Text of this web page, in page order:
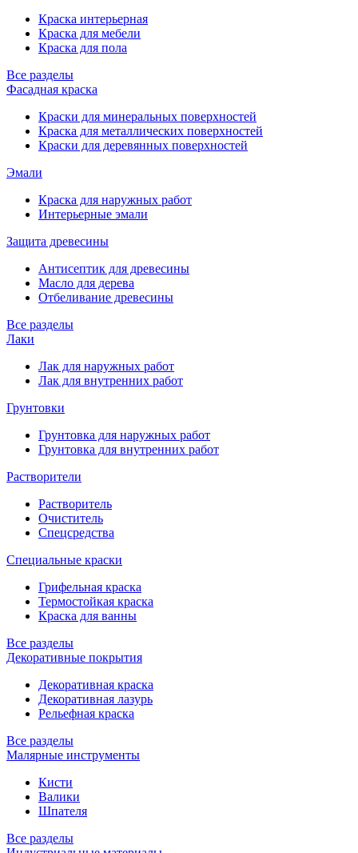
Краска интерьерная
Краска для мебели
Краска для пола
Все разделы
Фасадная краска
Краски для минеральных поверхностей
Краска для металлических поверхностей
Краски для деревянных поверхностей
Эмали
Краска для наружных работ
Интерьерные эмали
Защита древесины
Антисептик для древесины
Масло для дерева
Отбеливание древесины
Все разделы
Лаки
Лак для наружных работ
Лак для внутренних работ
Грунтовки
Грунтовка для наружных работ
Грунтовка для внутренних работ
Растворители
Растворитель
Очиститель
Спецсредства
Специальные краски
Грифельная краска
Термостойкая краска
Краска для ванны
Все разделы
Декоративные покрытия
Декоративная краска
Декоративная лазурь
Рельефная краска
Все разделы
Малярные инструменты
Кисти
Валики
Шпателя
Все разделы